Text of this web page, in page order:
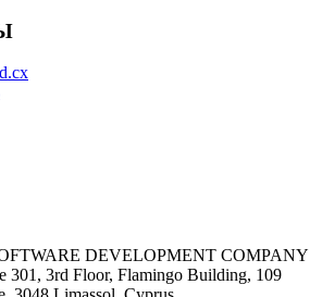
DEVELOPMENT COMPANY
3rd Floor, Flamingo Building, 109